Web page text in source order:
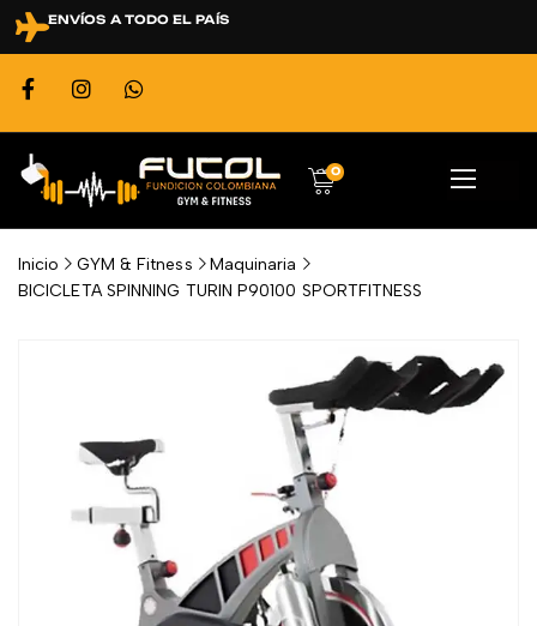
ENVÍOS A TODO EL PAÍS
0
Inicio GYM & Fitness
Maquinaria
BICICLETA SPINNING TURIN P90100 SPORTFITNESS